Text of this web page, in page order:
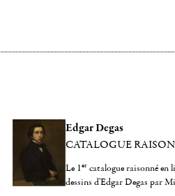
Edgar Degas
CATALOGUE
Le 1er catalogue raisonné en
dessins d'Edgar Degas par